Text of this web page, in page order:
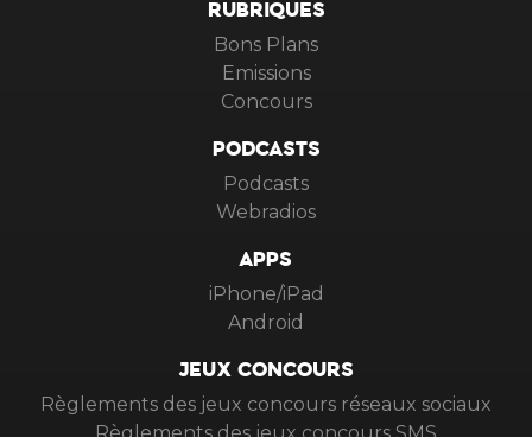
RUBRIQUES
Bons Plans
Emissions
Concours
PODCASTS
Podcasts
Webradios
APPS
iPhone/iPad
Android
JEUX CONCOURS
Règlements des jeux concours réseaux sociaux